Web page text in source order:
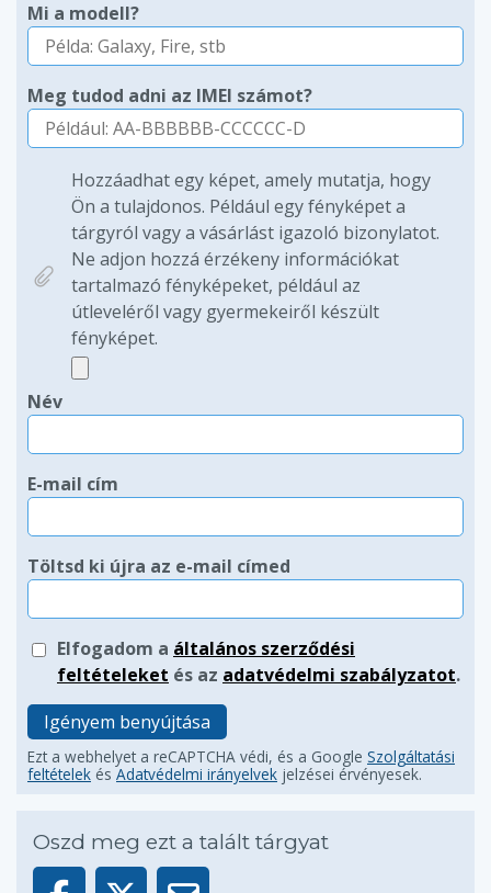
Mi a modell?
Meg tudod adni az IMEI számot?
Hozzáadhat egy képet, amely mutatja, hogy
Ön a tulajdonos. Például egy fényképet a
tárgyról vagy a vásárlást igazoló bizonylatot.
Ne adjon hozzá érzékeny információkat
tartalmazó fényképeket, például az
útleveléről vagy gyermekeiről készült
fényképet.
Név
E-mail cím
Töltsd ki újra az e-mail címed
Elfogadom a általános szerződési
feltételeket és az adatvédelmi szabályzatot.
Igényem benyújtása
Ezt a webhelyet a reCAPTCHA védi, és a Google Szolgáltatási
feltételek ésAdatvédelmi irányelvek jelzései érvényesek.
Oszd meg ezt a talált tárgyat